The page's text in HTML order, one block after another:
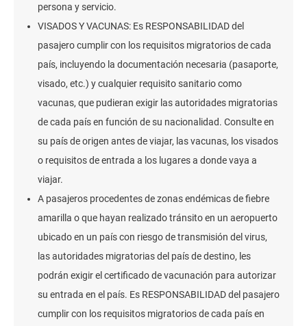
persona y servicio.
VISADOS Y VACUNAS: Es RESPONSABILIDAD del
pasajero cumplir con los requisitos migratorios de cada
país, incluyendo la documentación necesaria (pasaporte,
visado, etc.) y cualquier requisito sanitario como
vacunas, que pudieran exigir las autoridades migratorias
de cada país en función de su nacionalidad. Consulte en
su país de origen antes de viajar, las vacunas, los visados
o requisitos de entrada a los lugares a donde vaya a
viajar.
A pasajeros procedentes de zonas endémicas de fiebre
amarilla o que hayan realizado tránsito en un aeropuerto
ubicado en un país con riesgo de transmisión del virus,
las autoridades migratorias del país de destino, les
podrán exigir el certificado de vacunación para autorizar
su entrada en el país. Es RESPONSABILIDAD del pasajero
cumplir con los requisitos migratorios de cada país en